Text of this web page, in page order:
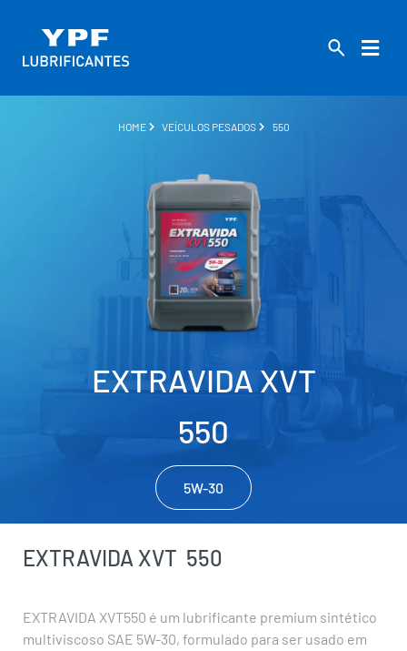
HOME VEÍCULOS PESADOS 550
EXTRAVIDA XVT
550
5W-30
EXTRAVIDA XVT 550
EXTRAVIDA XVT550 é um lubrificante premium sintético
multiviscoso SAE 5W-30, formulado para ser usado em